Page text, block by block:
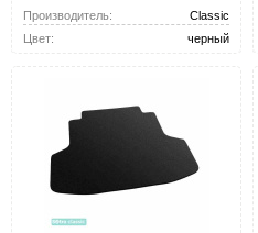
Производитель:
Classic
Цвет:
черный